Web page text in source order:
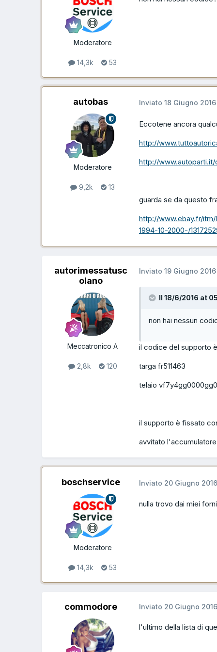
Moderatore
14,3k 53
autobas
Moderatore
9,2k 13
Inviato 18 Giugno 2016
Eccotene ancora
http://
http://
guarda se da questo
http://www.ebay.fr/itm/
1994-10-2000-/
autorimessatusc
olano
Meccatronico A
2,8k 120
Inviato 19 Giugno 2016
Il 18/6/2016 at
non hai nessun
il codice del supporto
targa fr511463
telaio
il supporto è fissato
avvitato
boschservice
Moderatore
14,3k 53
Inviato 20 Giugno 2016
nulla trovo dai miei
commodore Inviato 20 Giugno 2016
l'ultimo della lista di